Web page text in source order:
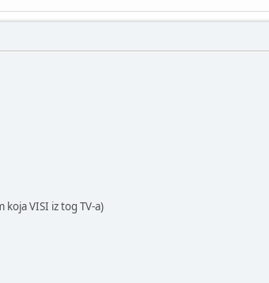
VISI iz tog TV-a)